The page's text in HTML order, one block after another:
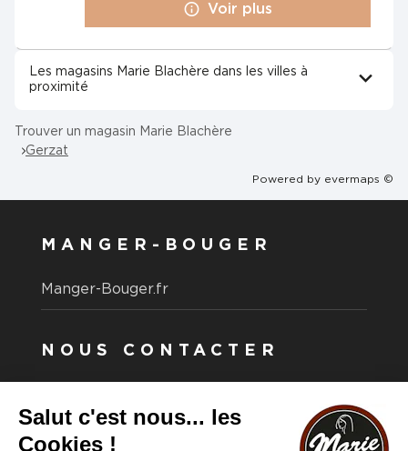
Voir plus
Les magasins Marie Blachère dans les villes à
proximité
Trouver un magasin Marie Blachère
Gerzat
Powered by evermaps ©
MANGER-BOUGER
Manger-Bouger.fr
NOUS CONTACTER
Vous souhaitez nous contacter ?
Consultez notre FAQ.